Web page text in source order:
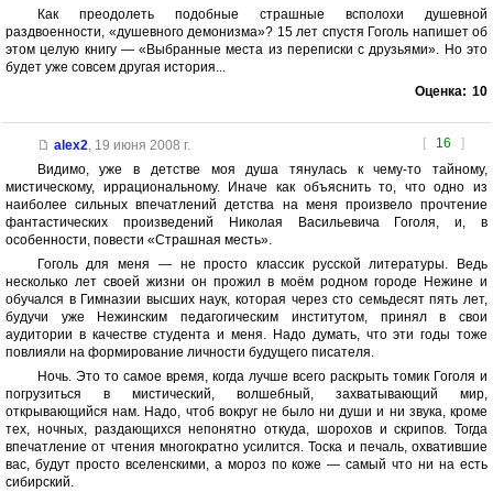
Как преодолеть подобные страшные всполохи душевной
раздвоенности, «душевного демонизма»? 15 лет спустя Гоголь напишет об
этом целую книгу — «Выбранные места из переписки с друзьями». Но это
будет уже совсем другая история...
Оценка: 10
[ 16 ]
alex2, 19 июня 2008 г.
Видимо, уже в детстве моя душа тянулась к чему-то тайному,
мистическому, иррациональному. Иначе как объяснить то, что одно из
наиболее сильных впечатлений детства на меня произвело прочтение
фантастических произведений Николая Васильевича Гоголя, и, в
особенности, повести «Страшная месть».
Гоголь для меня — не просто классик русской литературы. Ведь
несколько лет своей жизни он прожил в моём родном городе Нежине и
обучался в Гимназии высших наук, которая через сто семьдесят пять лет,
будучи уже Нежинским педагогическим институтом, принял в свои
аудитории в качестве студента и меня. Надо думать, что эти годы тоже
повлияли на формирование личности будущего писателя.
Ночь. Это то самое время, когда лучше всего раскрыть томик Гоголя и
погрузиться в мистический, волшебный, захватывающий мир,
открывающийся нам. Надо, чтоб вокруг не было ни души и ни звука, кроме
тех, ночных, раздающихся непонятно откуда, шорохов и скрипов. Тогда
впечатление от чтения многократно усилится. Тоска и печаль, охватившие
вас, будут просто вселенскими, а мороз по коже — самый что ни на есть
сибирский.